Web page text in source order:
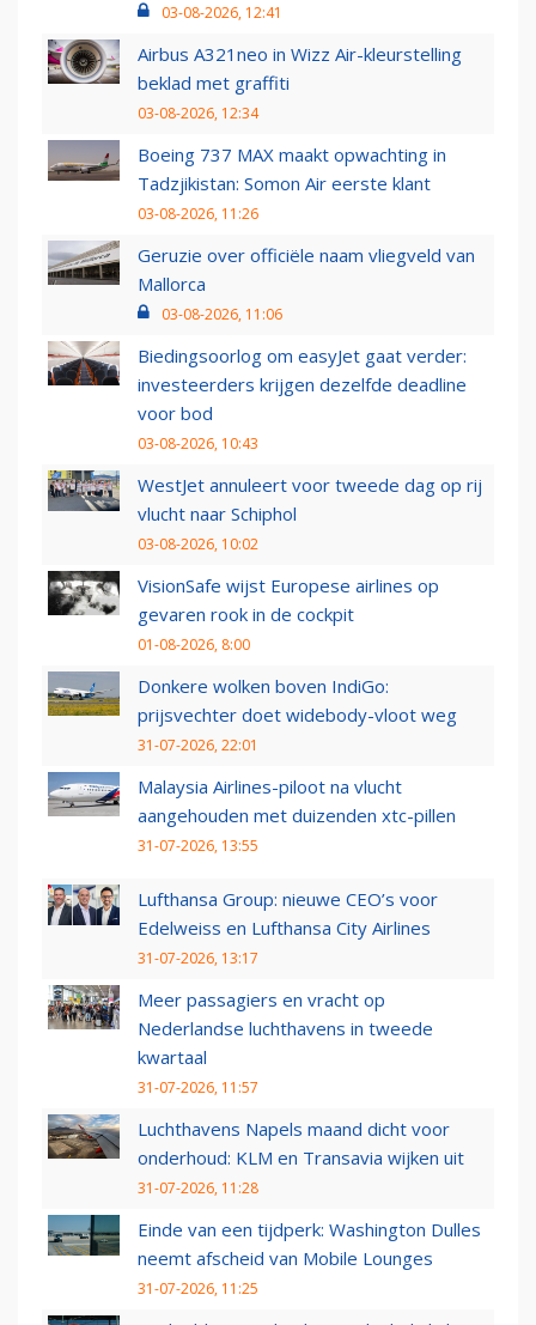
03-08-2026, 12:41
Airbus A321neo in Wizz Air-kleurstelling
beklad met graffiti
03-08-2026, 12:34
Boeing 737 MAX maakt opwachting in
Tadzjikistan: Somon Air eerste klant
03-08-2026, 11:26
Geruzie over officiële naam vliegveld van
Mallorca
03-08-2026, 11:06
Biedingsoorlog om easyJet gaat verder:
investeerders krijgen dezelfde deadline
voor bod
03-08-2026, 10:43
WestJet annuleert voor tweede dag op rij
vlucht naar Schiphol
03-08-2026, 10:02
VisionSafe wijst Europese airlines op
gevaren rook in de cockpit
01-08-2026, 8:00
Donkere wolken boven IndiGo:
prijsvechter doet widebody-vloot weg
31-07-2026, 22:01
Malaysia Airlines-piloot na vlucht
aangehouden met duizenden xtc-pillen
31-07-2026, 13:55
Lufthansa Group: nieuwe CEO’s voor
Edelweiss en Lufthansa City Airlines
31-07-2026, 13:17
Meer passagiers en vracht op
Nederlandse luchthavens in tweede
kwartaal
31-07-2026, 11:57
Luchthavens Napels maand dicht voor
onderhoud: KLM en Transavia wijken uit
31-07-2026, 11:28
Einde van een tijdperk: Washington Dulles
neemt afscheid van Mobile Lounges
31-07-2026, 11:25